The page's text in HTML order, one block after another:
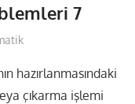
7
hazırlanmasındaki
çıkarma işlemi